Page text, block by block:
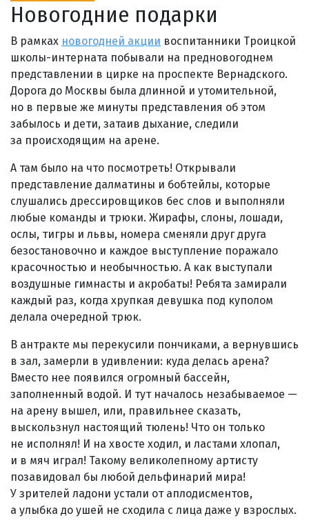
Новогодние подарки
В рамках новогодней акции воспитанники Троицкой
школы-интерната побывали на предновогоднем
представлении в цирке на проспекте Вернадского.
Дорога до Москвы была длинной и утомительной,
но в первые же минуты представления об этом
забылось и дети, затаив дыхание, следили
за происходящим на арене.
А там было на что посмотреть! Открывали
представление далматины и бобтейлы, которые
слушались дрессировщиков бес слов и выполняли
любые команды и трюки. Жирафы, слоны, лошади,
ослы, тигры и львы, номера сменяли друг друга
безостановочно и каждое выступление поражало
красочностью и необычностью. А как выступали
воздушные гимнасты и акробаты! Ребята замирали
каждый раз, когда хрупкая девушка под куполом
делала очередной трюк.
В антракте мы перекусили пончиками, а вернувшись
в зал, замерли в удивлении: куда делась арена?
Вместо нее появился огромный бассейн,
заполненный водой. И тут началось незабываемое —
на арену вышел, или, правильнее сказать,
выскользнул настоящий тюлень! Что он только
не исполнял! И на хвосте ходил, и ластами хлопал,
и в мяч играл! Такому великолепному артисту
позавидовал бы любой дельфинарий мира!
У зрителей ладони устали от аплодисментов,
а улыбка до ушей не сходила с лица даже у взрослых.